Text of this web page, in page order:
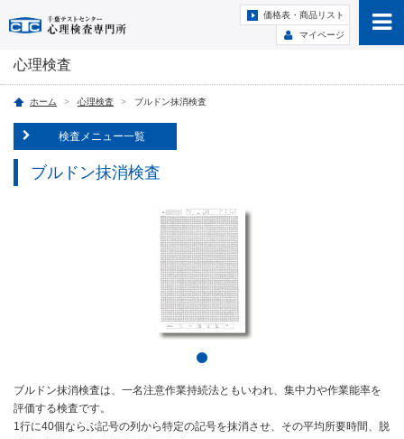
価格表・商品リスト
マイページ
心理検査
ホーム 心理検査 ブルドン抹消検査
検査メニュー一覧
ブルドン抹消検査
ブルドン抹消検査は、一名注意作業持続法ともいわれ、集中力や作業能率を
評価する検査です。
1行に40個ならぶ記号の列から特定の記号を抹消させ、その平均所要時間、脱